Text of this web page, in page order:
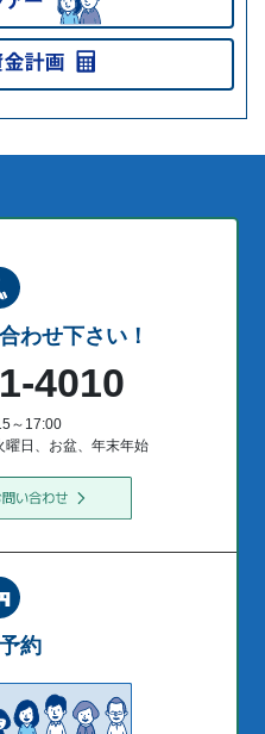
わせ下さい！
4010
～17:00
曜日、お盆、年末年始
約